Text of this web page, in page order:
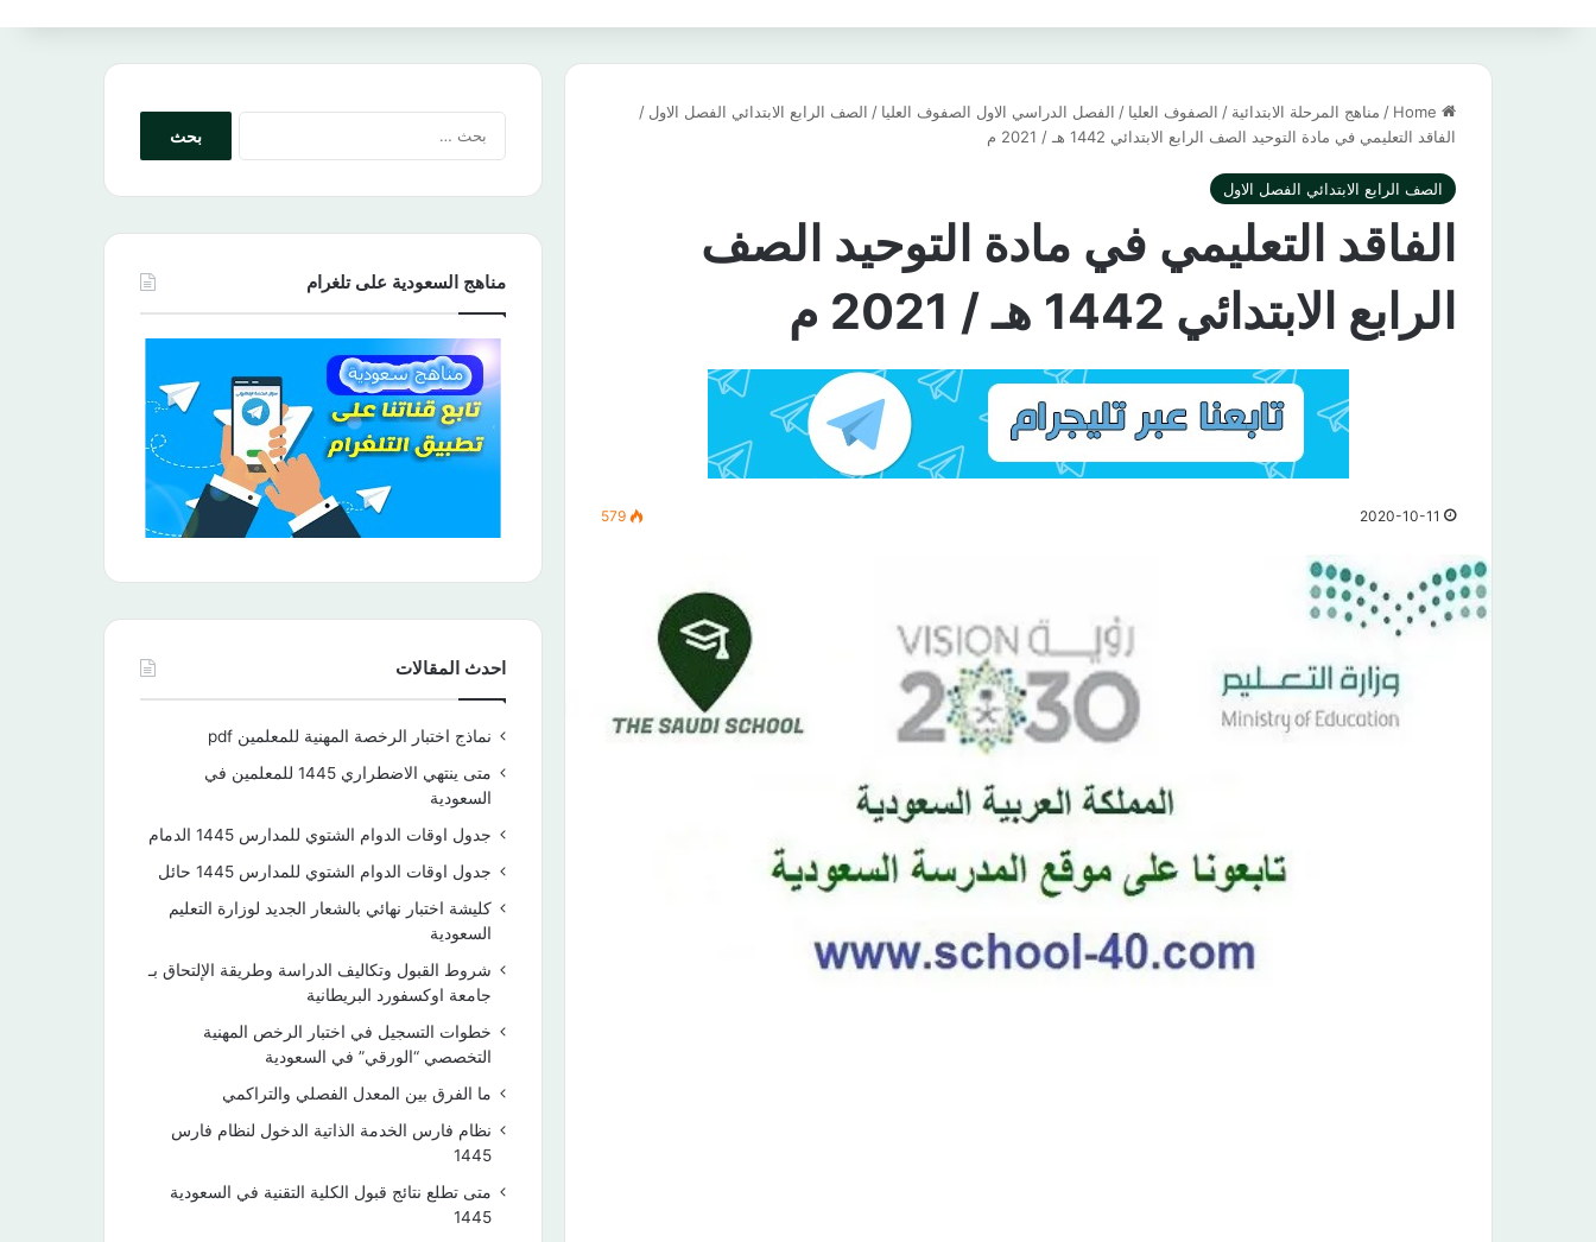
/ مناهج المرحلة الابتدائية / الصفوف العليا / الفصل الدراسي الاول الصفوف العليا / الصف الرابع الابتدائي الفصل الاول /
الفاقد التعليمي في مادة التوحيد الصف الرابع الابتدائي 1442 هـ / 2021 م
الصف الرابع الابتدائي الفصل الاول
الفاقد التعليمي في مادة التوحيد الصف
الرابع الابتدائي 1442 هـ / 2021 م
2020-10-11
579
مناهج السعودية على تلغرام
احدث المقالات
نماذج اختبار الرخصة المهنية للمعلمين pdf
متى ينتهي الاضطراري 1445 للمعلمين في
السعودية
جدول اوقات الدوام الشتوي للمدارس 1445 الدمام
جدول اوقات الدوام الشتوي للمدارس 1445 حائل
كليشة اختبار نهائي بالشعار الجديد لوزارة التعليم
السعودية
شروط القبول وتكاليف الدراسة وطريقة الإلتحاق بـ
جامعة اوكسفورد البريطانية
خطوات التسجيل في اختبار الرخص المهنية
التخصصي “الورقي” في السعودية
ما الفرق بين المعدل الفصلي والتراكمي
نظام فارس الخدمة الذاتية الدخول لنظام فارس
1445
متى تطلع نتائج قبول الكلية التقنية في السعودية
1445